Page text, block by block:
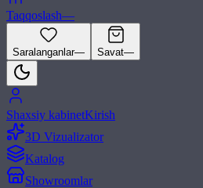
Taqqoslash—
Saralanganlar— Savat—
Shaxsiy kabinetKirish
3D Vizualizator
Katalog
Showroomlar